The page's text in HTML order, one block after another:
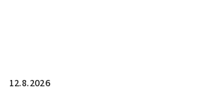
12.8.2026